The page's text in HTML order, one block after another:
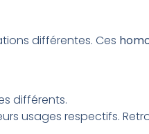
différentes. Ces
différents.
usages respectifs.